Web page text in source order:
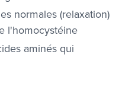
normales (relaxation)
l'homocystéine
aminés qui